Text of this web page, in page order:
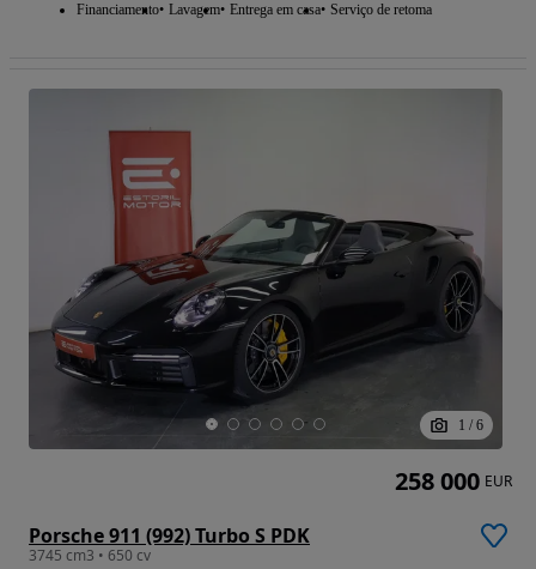
Financiamento Lavagem Entrega em casa Serviço de retoma
1 / 6
Porsche 911 (992) Turbo S PDK
3745 cm3 • 650 cv
258 000 EUR